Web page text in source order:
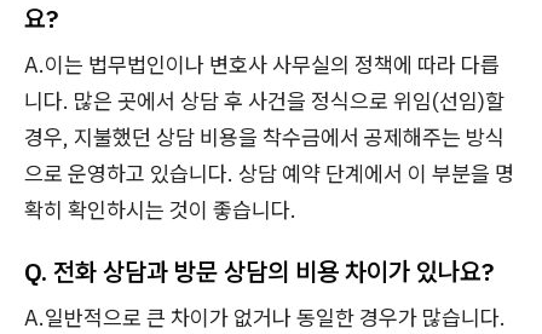
요?
A.이는 법무법인이나 변호사 사무실의 정책에 따라 다릅
니다. 많은 곳에서 상담 후 사건을 정식으로 위임(선임)할
경우, 지불했던 상담 비용을 착수금에서 공제해주는 방식
으로 운영하고 있습니다. 상담 예약 단계에서 이 부분을 명
확히 확인하시는 것이 좋습니다.
Q. 전화 상담과 방문 상담의 비용 차이가 있나요?
A.일반적으로 큰 차이가 없거나 동일한 경우가 많습니다.